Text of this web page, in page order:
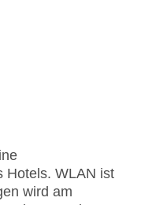
Hotels. WLAN ist
wird am